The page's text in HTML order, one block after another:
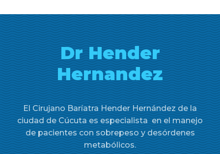
Dr Hender
Hernandez
El Cirujano Baríatra Hender Hernández de la
ciudad de Cúcuta es especialista en el manejo
de pacientes con sobrepeso y desórdenes
metabólicos.